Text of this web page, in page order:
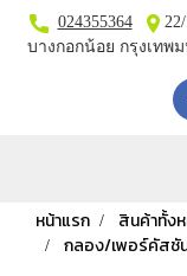
024355364
บางกอกน้อย กรุงเทพ
หน้าแรก
สินค้าทั้ง
กลอง/เพอร์คัสชั